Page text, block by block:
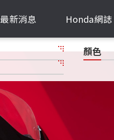
最新消息 Honda網誌
顏色